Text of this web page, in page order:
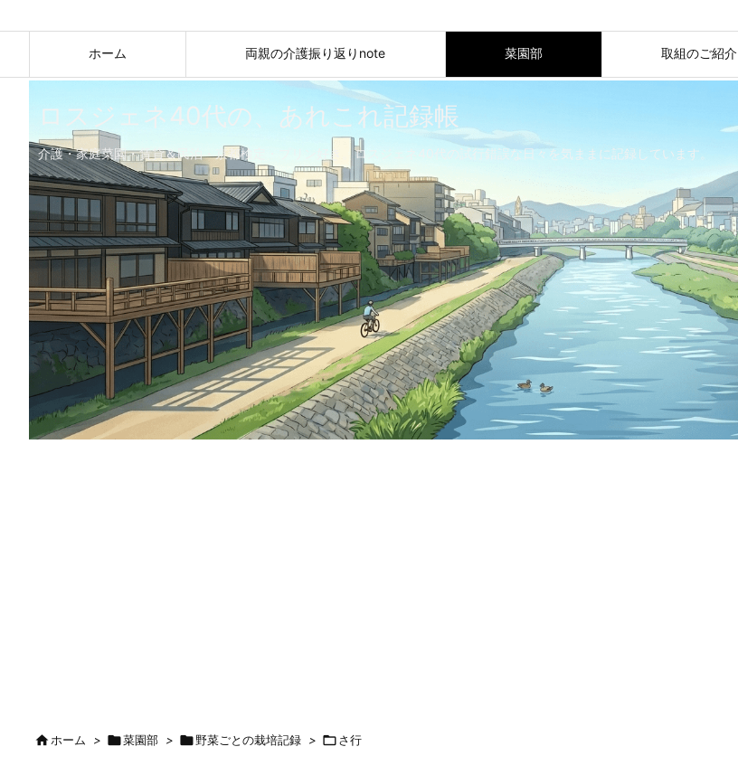
ホーム 両親の介護振り返りnote 菜園部 取組のご紹介
ロスジェネ40代の、あれこれ記録帳
介護・家庭菜園・賃貸＆民泊・京都検定・プリン好き。ロスジェネ40代の試行錯誤な日々を気ままに記録しています。
ホーム > 菜園部 > 野菜ごとの栽培記録 > さ行